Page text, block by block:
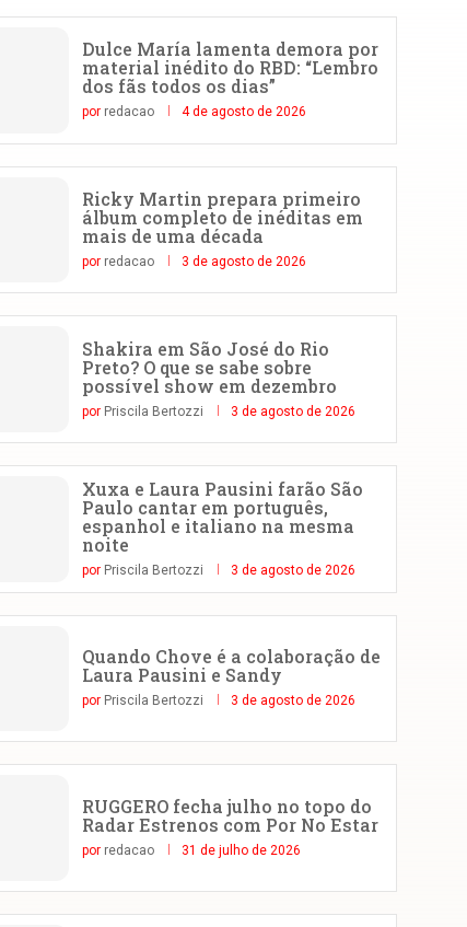
Dulce María lamenta demora por
material inédito do RBD: “Lembro
dos fãs todos os dias”
por redacao 4 de agosto de 2026
Ricky Martin prepara primeiro
álbum completo de inéditas em
mais de uma década
por redacao 3 de agosto de 2026
Shakira em São José do Rio
Preto? O que se sabe sobre
possível show em dezembro
por Priscila Bertozzi 3 de agosto de 2026
Xuxa e Laura Pausini farão São
Paulo cantar em português,
espanhol e italiano na mesma
noite
por Priscila Bertozzi 3 de agosto de 2026
Quando Chove é a colaboração de
Laura Pausini e Sandy
por Priscila Bertozzi 3 de agosto de 2026
RUGGERO fecha julho no topo do
Radar Estrenos com Por No Estar
por redacao 31 de julho de 2026